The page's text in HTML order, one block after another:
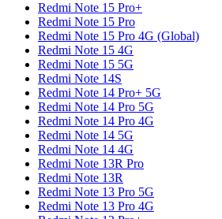
Redmi Note 15 Pro+
Redmi Note 15 Pro
Redmi Note 15 Pro 4G (Global)
Redmi Note 15 4G
Redmi Note 15 5G
Redmi Note 14S
Redmi Note 14 Pro+ 5G
Redmi Note 14 Pro 5G
Redmi Note 14 Pro 4G
Redmi Note 14 5G
Redmi Note 14 4G
Redmi Note 13R Pro
Redmi Note 13R
Redmi Note 13 Pro 5G
Redmi Note 13 Pro 4G